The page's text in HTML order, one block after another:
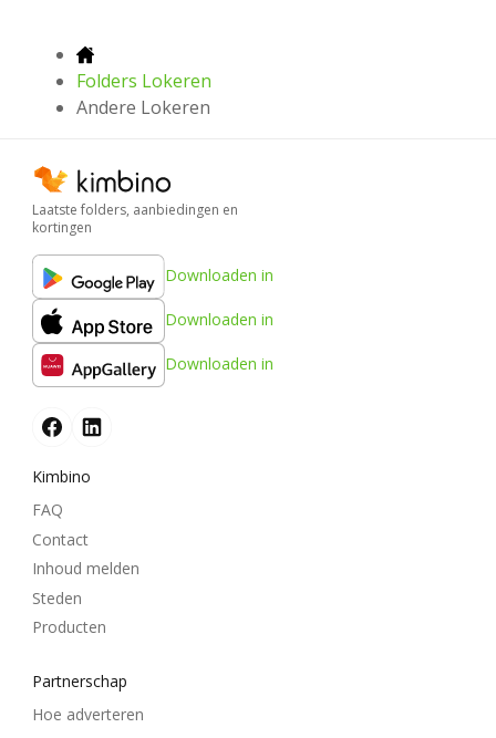
Folders Lokeren
Andere Lokeren
Laatste folders, aanbiedingen en
kortingen
Downloaden in
Downloaden in
Downloaden in
Kimbino
FAQ
Contact
Inhoud melden
Steden
Producten
Partnerschap
Hoe adverteren